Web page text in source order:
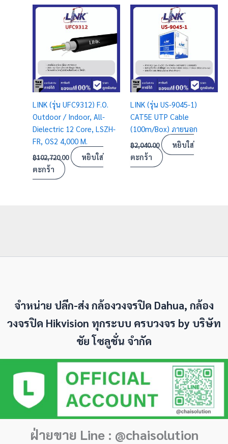
LINK (รุ่น UFC9312) F.O.
Outdoor / Indoor, All-
Dielectric 12 Core, LSZH-
FR, OS2 4,000 M.
฿102,720.00
หยิบใส่
ตะกร้า
LINK (รุ่น US-9045-1)
CAT5E UTP Cable
(100m/Box) ภายนอก
฿2,040.00
หยิบใส่
ตะกร้า
จำหน่าย ปลีก-ส่ง กล้องวงจรปิด Dahua, กล้อง
วงจรปิด Hikvision ทุกระบบ ครบวงจร by บริษัท
ชัย โซลูชั่น จำกัด
ฝ่ายขาย Line : @chaisolution